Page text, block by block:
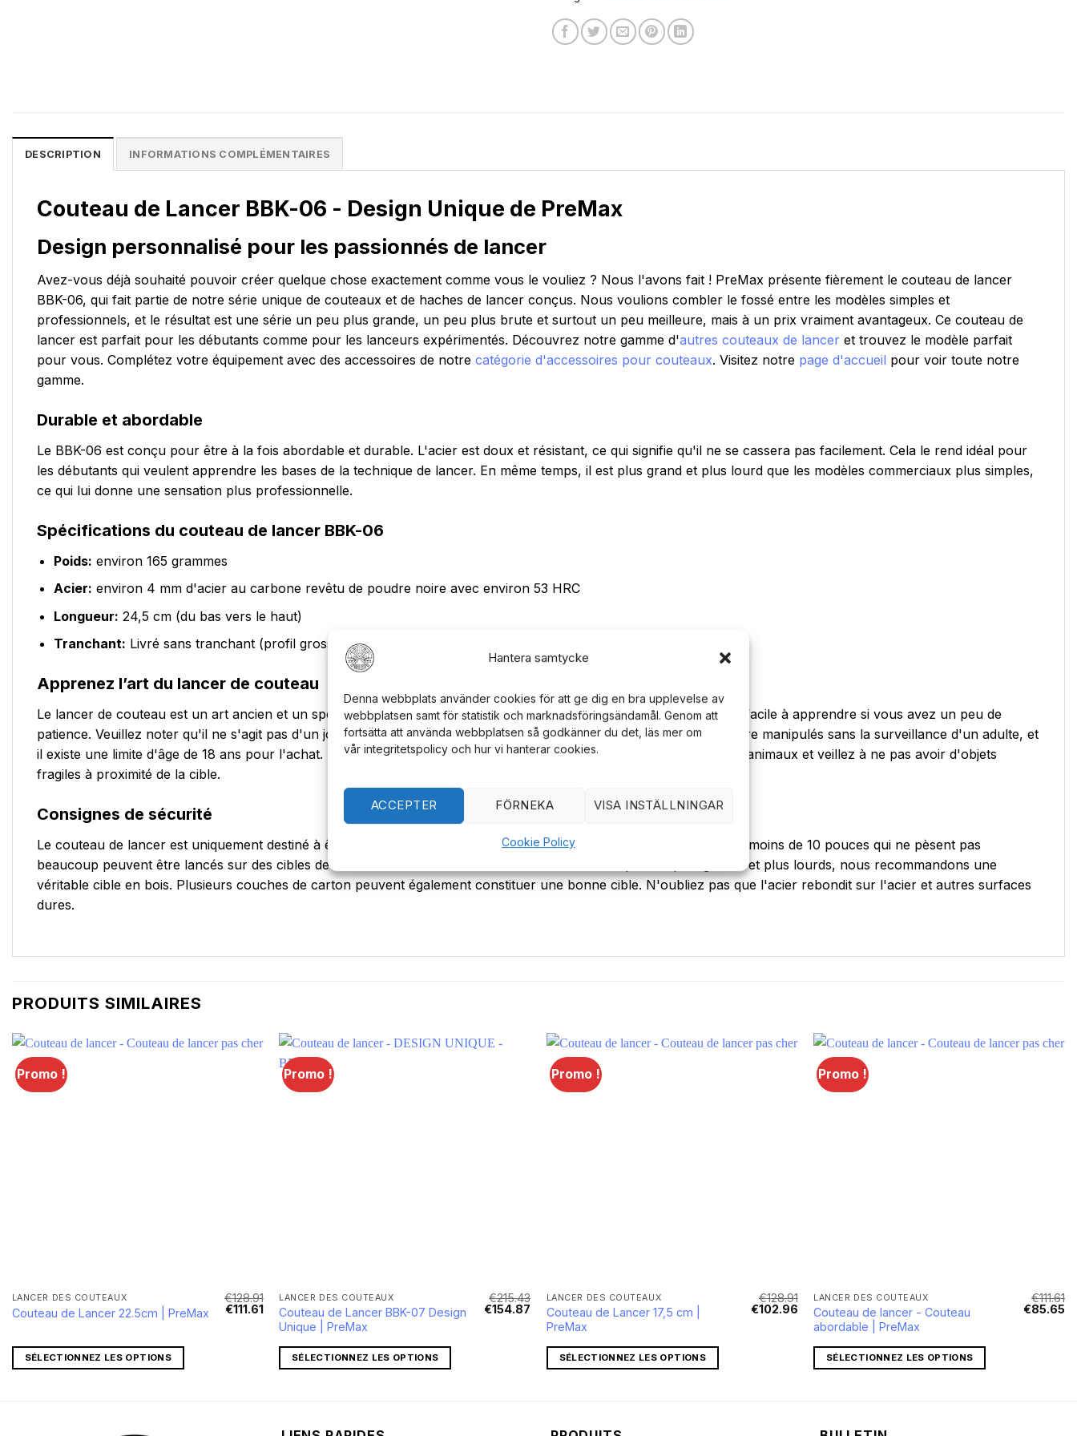
Hantera samtycke
Denna webbplats använder cookies för att ge dig en bra upplevelse av
webbplatsen samt för statistik och marknadsföringsändamål. Genom att
fortsätta att använda webbplatsen så godkänner du det, läs mer om
vår integritetspolicy och hur vi hanterar cookies.
ACCEPTER FÖRNEKA VISA INSTÄLLNINGAR
Cookie Policy
DESCRIPTION INFORMATIONS COMPLÉMENTAIRES
Couteau de Lancer BBK-06 - Design Unique de PreMax
Design personnalisé pour les passionnés de lancer
Avez-vous déjà souhaité pouvoir créer quelque chose exactement comme vous le vouliez ? Nous l'avons fait ! PreMax présente fièrement le couteau de lancer
BBK-06, qui fait partie de notre série unique de couteaux et de haches de lancer conçus. Nous voulions combler le fossé entre les modèles simples et
professionnels, et le résultat est une série un peu plus grande, un peu plus brute et surtout un peu meilleure, mais à un prix vraiment avantageux. Ce couteau de
lancer est parfait pour les débutants comme pour les lanceurs expérimentés. Découvrez notre gamme d'autres couteaux de lancer et trouvez le modèle parfait
pour vous. Complétez votre équipement avec des accessoires de notre catégorie d'accessoires pour couteaux. Visitez notre page d'accueil pour voir toute notre
gamme.
Durable et abordable
Le BBK-06 est conçu pour être à la fois abordable et durable. L'acier est doux et résistant, ce qui signifie qu'il ne se cassera pas facilement. Cela le rend idéal pour
les débutants qui veulent apprendre les bases de la technique de lancer. En même temps, il est plus grand et plus lourd que les modèles commerciaux plus simples,
ce qui lui donne une sensation plus professionnelle.
Spécifications du couteau de lancer BBK-06
Poids: environ 165 grammes
Acier: environ 4 mm d'acier au carbone revêtu de poudre noire avec environ 53 HRC
Longueur: 24,5 cm (du bas vers le haut)
Tranchant: Livré sans tranchant (profil grossier réalisé jusqu'à -1 mm)
Apprenez l’art du lancer de couteau
Le lancer de couteau est un art ancien et un sport qui peut être un plaisir amusant pour toute la famille. Il est assez facile à apprendre si vous avez un peu de
patience. Veuillez noter qu'il ne s'agit pas d'un jouet et que les couteaux de lancer sont pointus. Ils ne doivent pas être manipulés sans la surveillance d'un adulte, et
il existe une limite d'âge de 18 ans pour l'achat. Ne lancez jamais dans la même direction que d'autres personnes ou animaux et veillez à ne pas avoir d'objets
fragiles à proximité de la cible.
Consignes de sécurité
Le couteau de lancer est uniquement destiné à être lancé sur une cible appropriée. Les petits couteaux de lancer de moins de 10 pouces qui ne pèsent pas
beaucoup peuvent être lancés sur des cibles de fléchettes ordinaires. Pour les couteaux de compétition plus grands et plus lourds, nous recommandons une
véritable cible en bois. Plusieurs couches de carton peuvent également constituer une bonne cible. N'oubliez pas que l'acier rebondit sur l'acier et autres surfaces
dures.
PRODUITS SIMILAIRES
Promo !
LANCER DES COUTEAUX
Couteau de Lancer 22.5cm | PreMax
€128.91
Le
€111.61Le
prix
actuel
€111.61.
SÉLECTIONNEZ LES OPTIONS
Promo !
LANCER DES COUTEAUX
Couteau de Lancer BBK-07 Design
Unique | PreMax
€215.43
Le
€154.87
prix
actuel
€154.87.
SÉLECTIONNEZ LES OPTIONS
Promo !
LANCER DES COUTEAUX
Couteau de Lancer 17,5 cm |
PreMax
€128.91
Le
€102.96Le
prix
actuel
€102.96.
SÉLECTIONNEZ LES OPTIONS
Promo !
LANCER DES COUTEAUX
Couteau de lancer - Couteau
abordable | PreMax
€111.61
Le
€85.65
SÉLECTIONNEZ LES OPTIONS